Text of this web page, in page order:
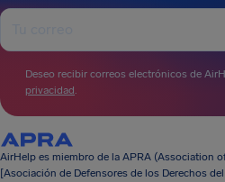
Deseo recibir correos electrónicos de
privacidad.
AirHelp es miembro de la APRA (Association
[Asociación de Defensores de los Derechos